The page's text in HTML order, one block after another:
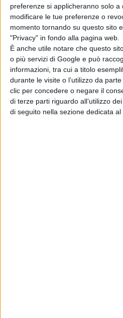
preferenze si applicheranno solo a
modificare le tue preferenze o
momento tornando su questo sito
"Privacy" in fondo alla pagina web.
È anche utile notare che questo
o più servizi di Google e può
informazioni, tra cui a titolo
durante le visite o l’utilizzo da
clic per concedere o negare il
di terze parti riguardo all’utilizzo
di seguito nella sezione dedicata al
mi hanno portato ad
sensibilità agli aspetti artistici
che provavo interiormente, mi
dedicare parte del mio tempo
moderna che mi ha
fotografia. Per molti anni ho
alla fotografia, utilizzando